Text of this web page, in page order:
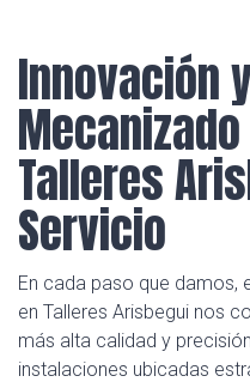
Innovación
Talleres
Servicio
En cada paso que damos,
en Talleres Arisbegui nos
más alta calidad y
instalaciones ubicadas